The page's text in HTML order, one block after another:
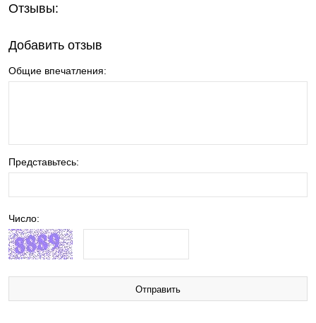
Отзывы:
Добавить отзыв
Общие впечатления:
Представьтесь:
Число: